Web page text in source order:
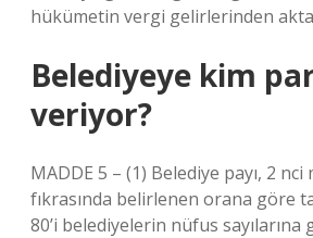
hükümetin vergi gelirlerinden
Belediyeye kim
veriyor?
MADDE 5 – (1) Belediye payı, 2
fıkrasında belirlenen orana göre
80’i belediyelerin nüfus sayılarına